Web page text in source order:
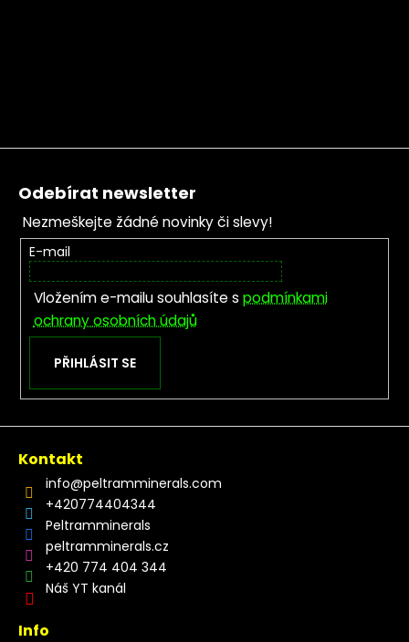
Zápatí
Odebírat newsletter
Nezmeškejte žádné novinky či slevy!
E-mail
Vložením e-mailu souhlasíte s podmínkami
ochrany osobních údajů
PŘIHLÁSIT SE
Kontakt
info@peltramminerals.com
+420774404344
Peltramminerals
peltramminerals.cz
+420 774 404 344
Náš YT kanál
Info